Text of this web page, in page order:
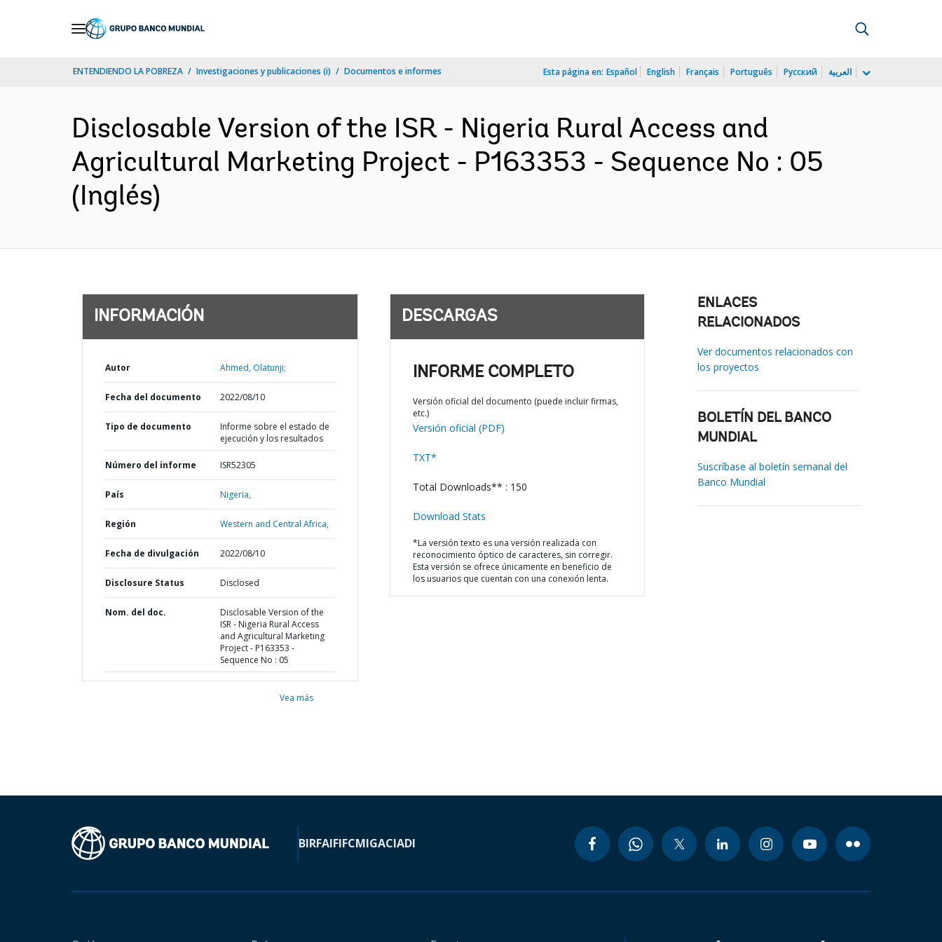
ENTENDIENDO LA POBREZA Investigaciones y publicaciones (i) Documentos e informes Esta página en: Español English Français Português Русский العربية
Disclosable Version of the ISR - Nigeria Rural Access and
Agricultural Marketing Project - P163353 - Sequence No : 05
(Inglés)
INFORMACIÓN
Autor Ahmed, Olatunji;
Fecha del documento 2022/08/10
Tipo de documento
Informe sobre el estado de
ejecución y los resultados
Número del informe ISR52305
País Nigeria,
Región Western and Central Africa,
Fecha de divulgación 2022/08/10
Disclosure Status Disclosed
Nom. del doc.
Disclosable Version of the
ISR - Nigeria Rural Access
and Agricultural Marketing
Project - P163353 -
Sequence No : 05
Vea más
DESCARGAS
INFORME COMPLETO
Versión oficial del documento (puede incluir firmas,
etc.)
Versión oficial (PDF)
TXT*
Total Downloads** : 150
Download Stats
*La versión texto es una versión realizada con
reconocimiento óptico de caracteres, sin corregir.
Esta versión se ofrece únicamente en beneficio de
los usuarios que cuentan con una conexión lenta.
ENLACES
RELACIONADOS
Ver documentos relacionados con
los proyectos
BOLETÍN DEL BANCO
MUNDIAL
Suscríbase al boletín semanal del
Banco Mundial
BIRFAIFIFCMIGACIADI